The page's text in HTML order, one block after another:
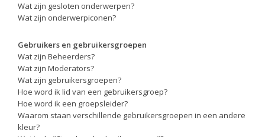
Wat zijn gesloten onderwerpen?
Wat zijn onderwerpiconen?
Gebruikers en gebruikersgroepen
Wat zijn Beheerders?
Wat zijn Moderators?
Wat zijn gebruikersgroepen?
Hoe word ik lid van een gebruikersgroep?
Hoe word ik een groepsleider?
Waarom staan verschillende gebruikersgroepen in een andere
kleur?